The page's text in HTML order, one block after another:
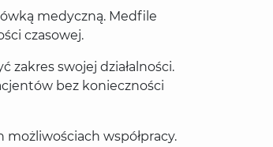
medyczną. Medfile
czasowej.
zakres swojej działalności.
bez konieczności
współpracy.